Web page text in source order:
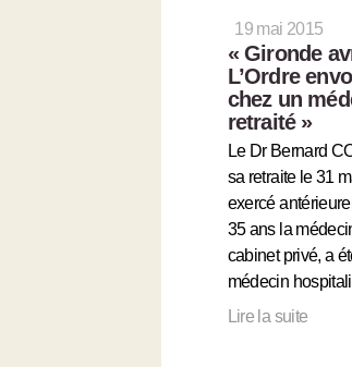
19 mai 2015
« Gironde
L’Ordre
chez un
retraité »
Le Dr Bernard
sa retraite le 31
exercé
35 ans la
cabinet privé, a
médecin
Lire la suite